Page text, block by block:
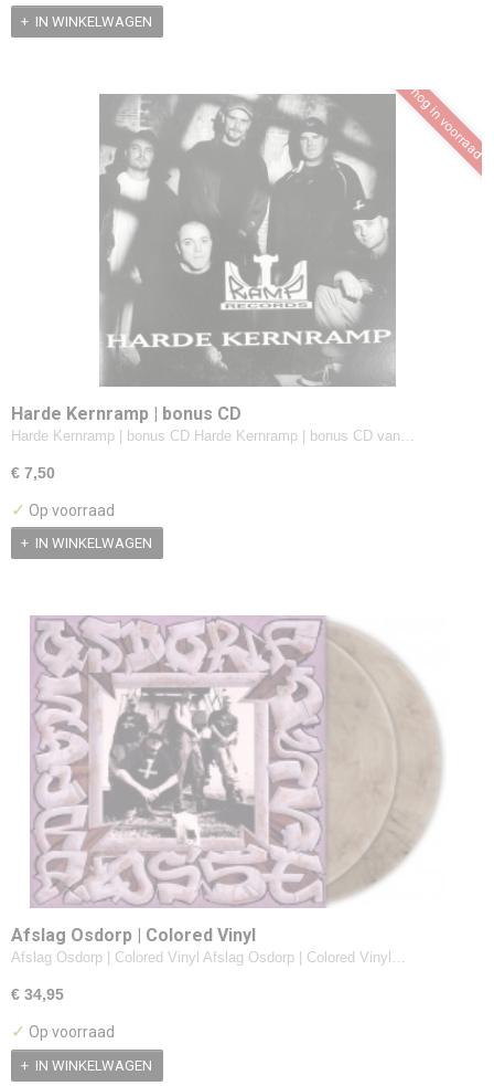
IN WINKELWAGEN
nog in voorraad
Harde Kernramp | bonus CD
Harde Kernramp | bonus CD Harde Kernramp | bonus CD van…
€ 7,50
✓ Op voorraad
IN WINKELWAGEN
Afslag Osdorp | Colored Vinyl
Afslag Osdorp | Colored Vinyl Afslag Osdorp | Colored Vinyl…
€ 34,95
✓ Op voorraad
IN WINKELWAGEN